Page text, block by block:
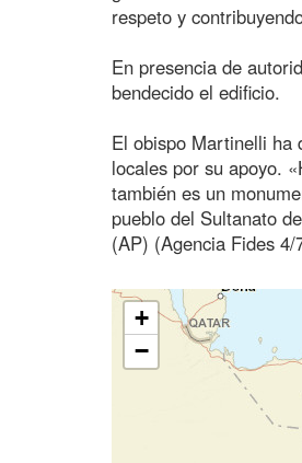
respeto y
En presencia de
bendecido el edificio.
El obispo Martinelli ha
locales por su apoyo.
también es un
pueblo del Sultanato
(AP) (Agencia Fides 4/
+
−